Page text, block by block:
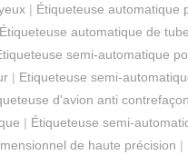
| Étiqueteuse automatique
Étiqueteuse automatique de
semi-automatique
| Etiqueteuse semi-
d'avion anti
| Étiqueteuse semi-
de haute précision |